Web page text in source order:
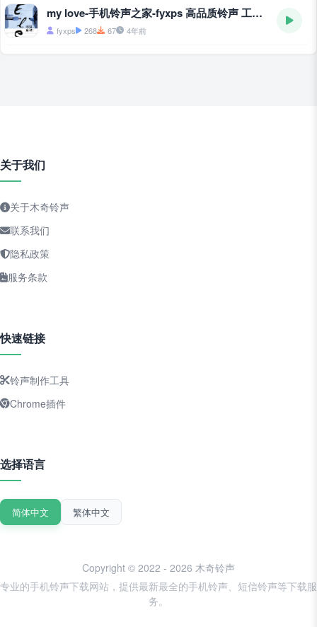
my love-手机铃声之家-fyxps 高品质铃声 工作室
fyxps 268 67 4年前
关于我们
关于木奇铃声
联系我们
隐私政策
服务条款
快速链接
铃声制作工具
Chrome插件
选择语言
简体中文 繁体中文
Copyright © 2022 - 2026 木奇铃声
专业的手机铃声下载网站，提供最新最全的手机铃声、短信铃声等下载服
务。